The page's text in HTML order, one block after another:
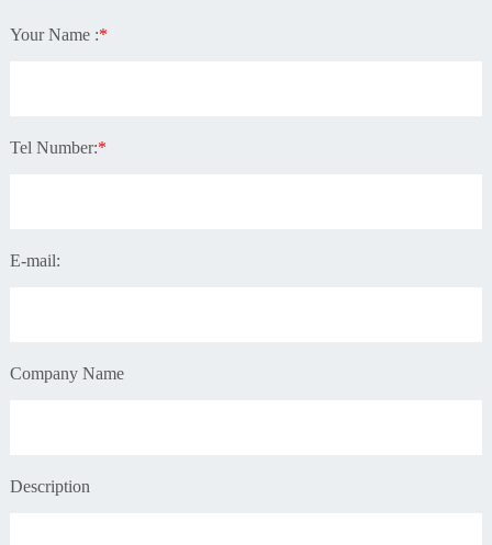
Your Name :*
Tel Number:*
E-mail:
Company Name
Description